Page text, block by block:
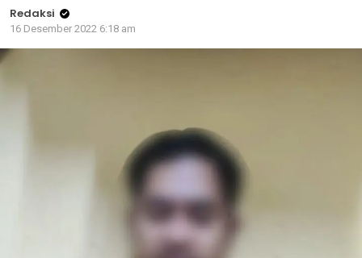
Redaksi
16 Desember 2022 6:18 am